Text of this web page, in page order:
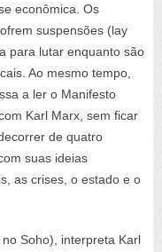
econômica. Os
suspensões (lay
para lutar enquanto são
Ao mesmo tempo,
a ler o Manifesto
Karl Marx, sem ficar
de quatro
suas ideias
as crises, o estado e o
Soho), interpreta Karl